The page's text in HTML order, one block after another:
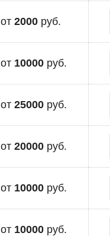
от 2000 руб.
от 10000 руб.
от 25000 руб.
от 20000 руб.
от 10000 руб.
от 10000 руб.